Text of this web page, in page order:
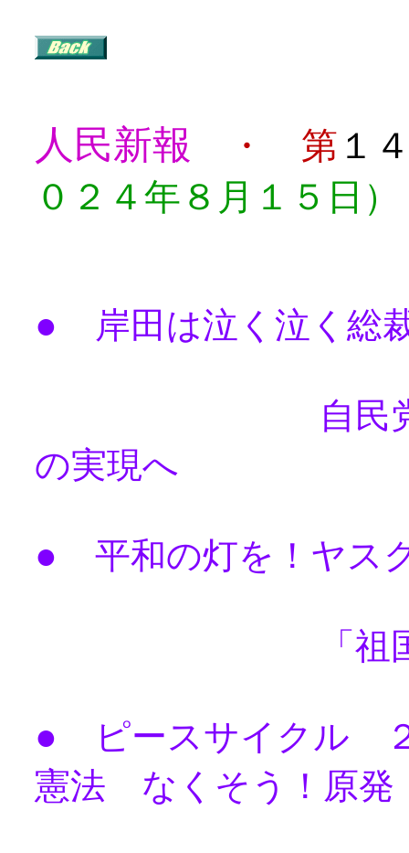
人民新報 ・ 第 １
０２４年８月１５日）
● 岸田は泣く泣く総
自民党政治を
の実現へ
● 平和の灯を！ヤス
「祖国」のた
●
ピースサイクル
憲法 なくそう！原発